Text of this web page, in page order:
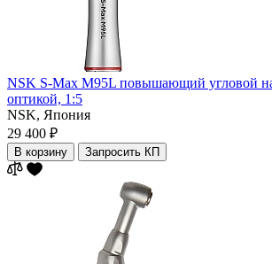
NSK S-Max M95L повышающий угловой
оптикой, 1:5
NSK, Япония
29 400 ₽
В корзину Запросить КП